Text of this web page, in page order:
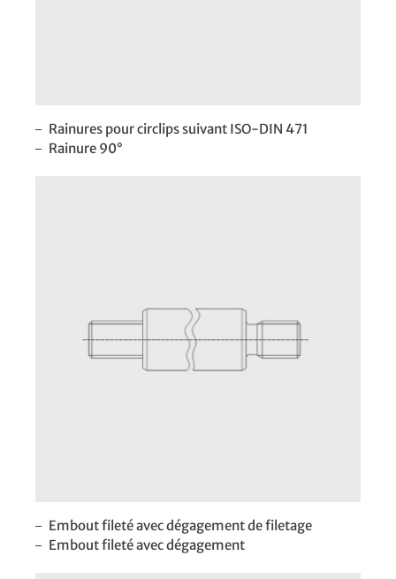
Rainures pour circlips suivant ISO-DIN 471
Rainure 90°
Embout fileté avec dégagement de filetage
Embout fileté avec dégagement